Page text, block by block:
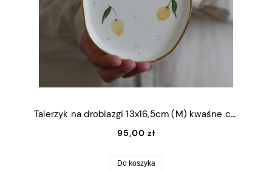
Talerzyk na drobiazgi 13x16,5cm (M) kwaśne cytrynki ze złotym rantem
95,00 zł
Do koszyka